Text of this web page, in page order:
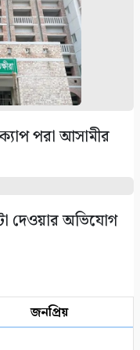
পরা আসামীর
দেওয়ার অভিযোগ
জনপ্রিয়